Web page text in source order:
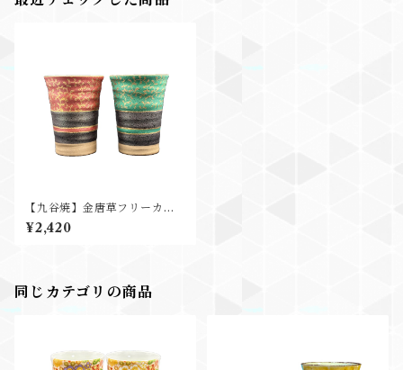
【九谷焼】金唐草フリーカッ
プ/陶明窯
¥2,420
同じカテゴリの商品